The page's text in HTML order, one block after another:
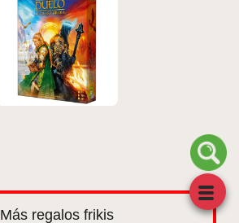
Más regalos frikis